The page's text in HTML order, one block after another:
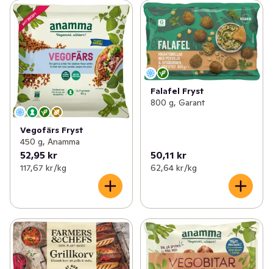
Vegofärs Fryst
450 g, Anamma
52,95 kr
117,67 kr /kg
Falafel Fryst
800 g, Garant
50,11 kr
62,64 kr /kg